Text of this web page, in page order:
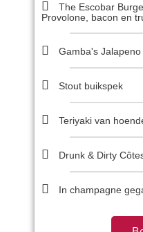
The Escobar
Provolone, bacon en
Gamba's Jalapeno
Stout buikspek
Teriyaki van
Drunk & Dirty
In champagne